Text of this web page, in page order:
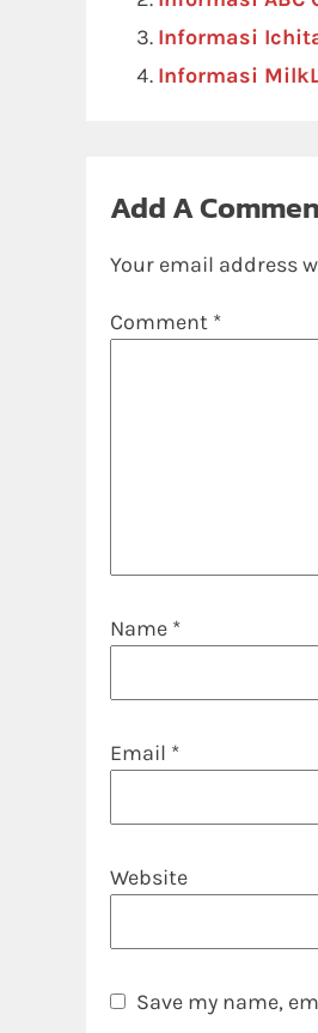
Informasi
Informasi
Add A
Your email address
Comment *
Name *
Email *
Website
Save my name,